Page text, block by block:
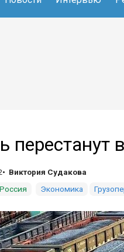
перестанут
Виктория Судакова
Россия Экономика